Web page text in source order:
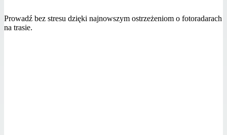
Prowadź bez stresu dzięki najnowszym ostrzeżeniom o fotoradarach
na trasie.